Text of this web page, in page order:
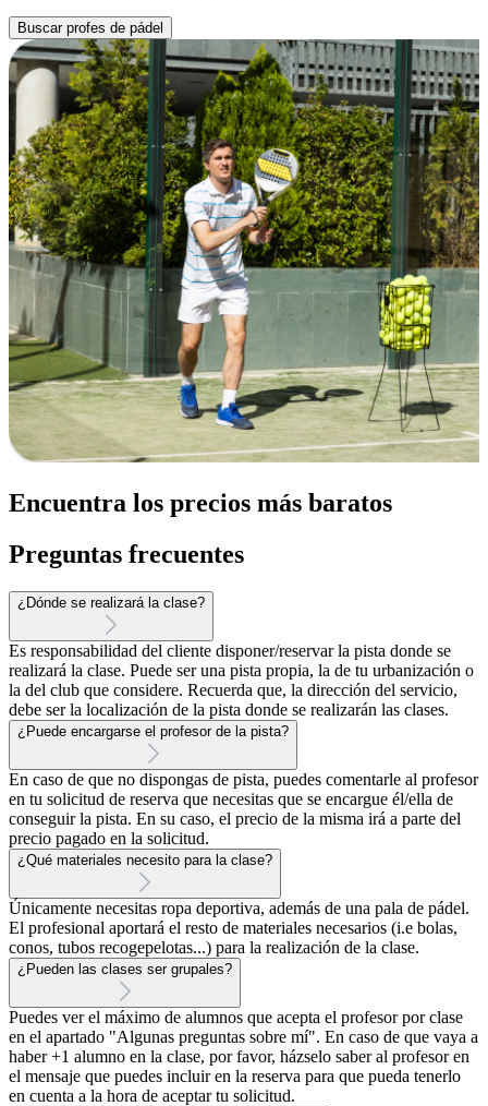
Buscar profes de pádel
Encuentra los precios más baratos
Preguntas frecuentes
¿Dónde se realizará la clase?
Es responsabilidad del cliente disponer/reservar la pista donde se
realizará la clase. Puede ser una pista propia, la de tu urbanización o
la del club que considere. Recuerda que, la dirección del servicio,
debe ser la localización de la pista donde se realizarán las clases.
¿Puede encargarse el profesor de la pista?
En caso de que no dispongas de pista, puedes comentarle al profesor
en tu solicitud de reserva que necesitas que se encargue él/ella de
conseguir la pista. En su caso, el precio de la misma irá a parte del
precio pagado en la solicitud.
¿Qué materiales necesito para la clase?
Únicamente necesitas ropa deportiva, además de una pala de pádel.
El profesional aportará el resto de materiales necesarios (i.e bolas,
conos, tubos recogepelotas...) para la realización de la clase.
¿Pueden las clases ser grupales?
Puedes ver el máximo de alumnos que acepta el profesor por clase
en el apartado "Algunas preguntas sobre mí". En caso de que vaya a
haber +1 alumno en la clase, por favor, házselo saber al profesor en
el mensaje que puedes incluir en la reserva para que pueda tenerlo
en cuenta a la hora de aceptar tu solicitud.